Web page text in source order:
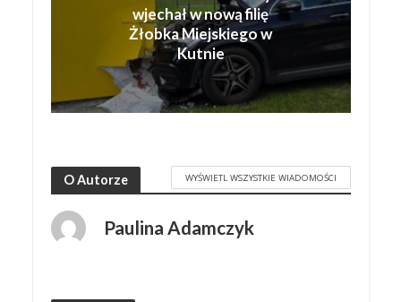
wjechał w nową filię
Żłobka Miejskiego w
Kutnie
O Autorze WYŚWIETL WSZYSTKIE WIADOMOŚCI
Paulina Adamczyk